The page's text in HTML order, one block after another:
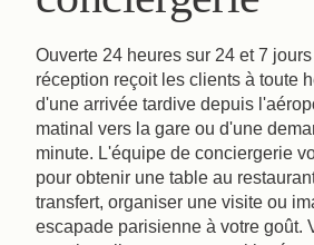
Ouverte 24 heures sur 24 et 7
réception reçoit les clients à toute
d'une arrivée tardive depuis
matinal vers la gare ou d'une
minute. L'équipe de conciergerie
pour obtenir une table au
transfert, organiser une visite ou
escapade parisienne à votre goût.